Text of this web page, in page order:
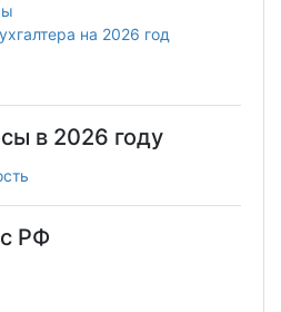
на 2026 год
в 2026 году
РФ